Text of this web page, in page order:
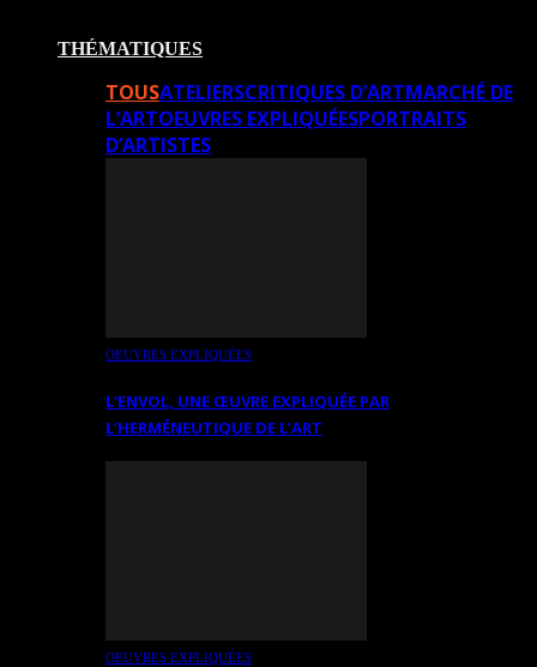
THÉMATIQUES
TOUSATELIERSCRITIQUES D’ARTMARCHÉ DE
L’ARTOEUVRES EXPLIQUÉESPORTRAITS
D’ARTISTES
OEUVRES EXPLIQUÉES
L’ENVOL, UNE ŒUVRE EXPLIQUÉE PAR
L’HERMÉNEUTIQUE DE L’ART
OEUVRES EXPLIQUÉES